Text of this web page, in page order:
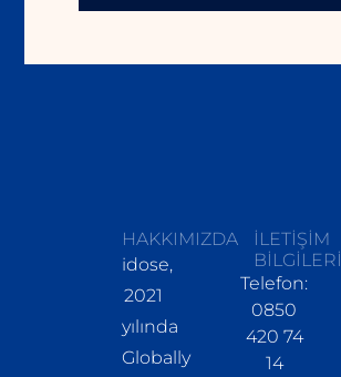
HAKKIMIZDA
idose,
2021
yılında
Globally
İLETIŞIM
BİLGİLERİ
Telefon:
0850
420 74
14